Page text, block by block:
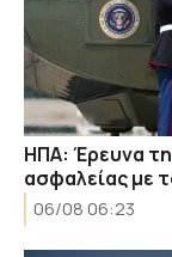
ΗΠΑ: Έρευνα
ασφαλείας με
06/08 06:23